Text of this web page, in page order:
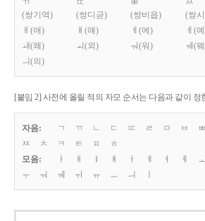
ㄲ
(쌍기역)
ㄸ
(쌍디귿)
ㅃ
(쌍비읍)
ㅆ
(쌍
ㅐ(애)
ㅒ(얘) ㅔ(에) ㅖ(
ㅙ(왜)
ㅚ(외) ㅝ(워) ㅞ(
ㅢ(의)
[붙임 2] 사전에 올릴 적의 자모 순서는 다음과 같이 정
자음: ㄱ ㄲ ㄴ ㄷ ㄸ ㄹ ㅁ ㅂ ㅃ
ㅉ
ㅊ ㅋ ㅌ ㅍ
ㅎ
모음:
ㅏ ㅐ ㅑ ㅒ ㅓ ㅔ ㅕ ㅖ ㅗ
ㅜ
ㅝ ㅞ ㅟ ㅠ ㅡ ㅢ